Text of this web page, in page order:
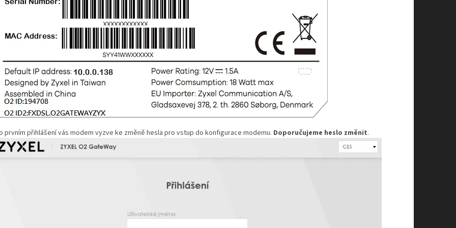
prvním přihlášení vás modem vyzve ke změně hesla pro vstup do konfigurace modemu. Doporučujeme heslo změnit.